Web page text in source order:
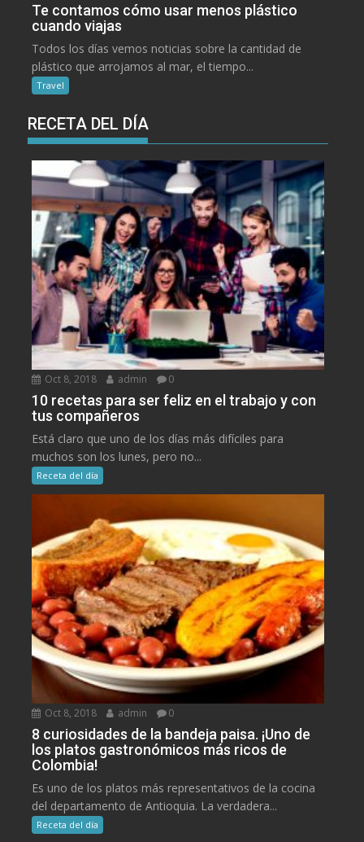
Te contamos cómo usar menos plástico
cuando viajas
Todos los días vemos noticias sobre la cantidad de
plástico que arrojamos al mar, el tiempo...
Travel
RECETA DEL DÍA
Oct 8, 2018 admin 0
10 recetas para ser feliz en el trabajo y con
tus compañeros
Está claro que uno de los días más difíciles para
muchos son los lunes, pero no...
Receta del día
Oct 8, 2018 admin 0
8 curiosidades de la bandeja paisa. ¡Uno de
los platos gastronómicos más ricos de
Colombia!
Es uno de los platos más representativos de la cocina
del departamento de Antioquia. La verdadera...
Receta del día